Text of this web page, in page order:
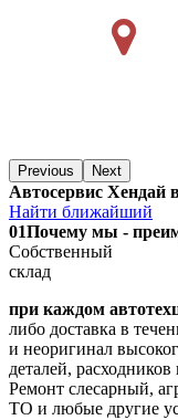
Previous Next
Автосервис Хендай
Найти ближайший
01Почему мы -
Собственный
склад
при каждом
либо доставка в
и неоригинал
деталей,
Ремонт слесарный,
ТО и любые другие